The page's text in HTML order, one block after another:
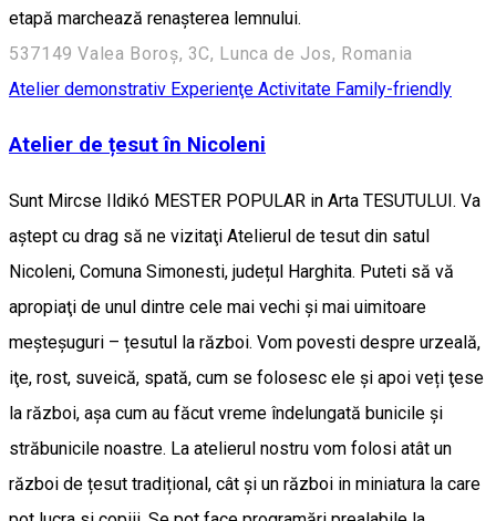
etapă marchează renașterea lemnului.
537149 Valea Boroș, 3C, Lunca de Jos, Romania
Atelier demonstrativ Experienţe Activitate Family-friendly
Atelier de țesut în Nicoleni
Sunt Mircse Ildikó MESTER POPULAR in Arta TESUTULUI. Va
aştept cu drag să ne vizitaţi Atelierul de tesut din satul
Nicoleni, Comuna Simonesti, județul Harghita. Puteti să vă
apropiaţi de unul dintre cele mai vechi şi mai uimitoare
meşteşuguri – țesutul la război. Vom povesti despre urzeală,
iţe, rost, suveică, spată, cum se folosesc ele și apoi veți ţese
la război, aşa cum au făcut vreme îndelungată bunicile şi
străbunicile noastre. La atelierul nostru vom folosi atât un
război de țesut tradițional, cât și un război in miniatura la care